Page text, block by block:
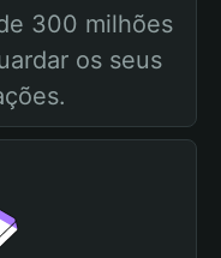
300 milhões
os seus